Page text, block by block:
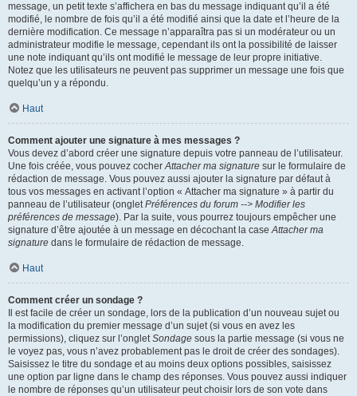
message, un petit texte s’affichera en bas du message indiquant qu’il a été
modifié, le nombre de fois qu’il a été modifié ainsi que la date et l’heure de la
dernière modification. Ce message n’apparaîtra pas si un modérateur ou un
administrateur modifie le message, cependant ils ont la possibilité de laisser
une note indiquant qu’ils ont modifié le message de leur propre initiative.
Notez que les utilisateurs ne peuvent pas supprimer un message une fois que
quelqu’un y a répondu.
Haut
Comment ajouter une signature à mes messages ?
Vous devez d’abord créer une signature depuis votre panneau de l’utilisateur.
Une fois créée, vous pouvez cocherAttacher ma signature sur le formulaire de
rédaction de message. Vous pouvez aussi ajouter la signature par défaut à
tous vos messages en activant l’option « Attacher ma signature » à partir du
panneau de l’utilisateur (ongletPréférences du forum --> Modifier les
préférences de message). Par la suite, vous pourrez toujours empêcher une
signature d’être ajoutée à un message en décochant la caseAttacher ma
signature dans le formulaire de rédaction de message.
Haut
Comment créer un sondage ?
Il est facile de créer un sondage, lors de la publication d’un nouveau sujet ou
la modification du premier message d’un sujet (si vous en avez les
permissions), cliquez sur l’ongletSondage sous la partie message (si vous ne
le voyez pas, vous n’avez probablement pas le droit de créer des sondages).
Saisissez le titre du sondage et au moins deux options possibles, saisissez
une option par ligne dans le champ des réponses. Vous pouvez aussi indiquer
le nombre de réponses qu’un utilisateur peut choisir lors de son vote dans